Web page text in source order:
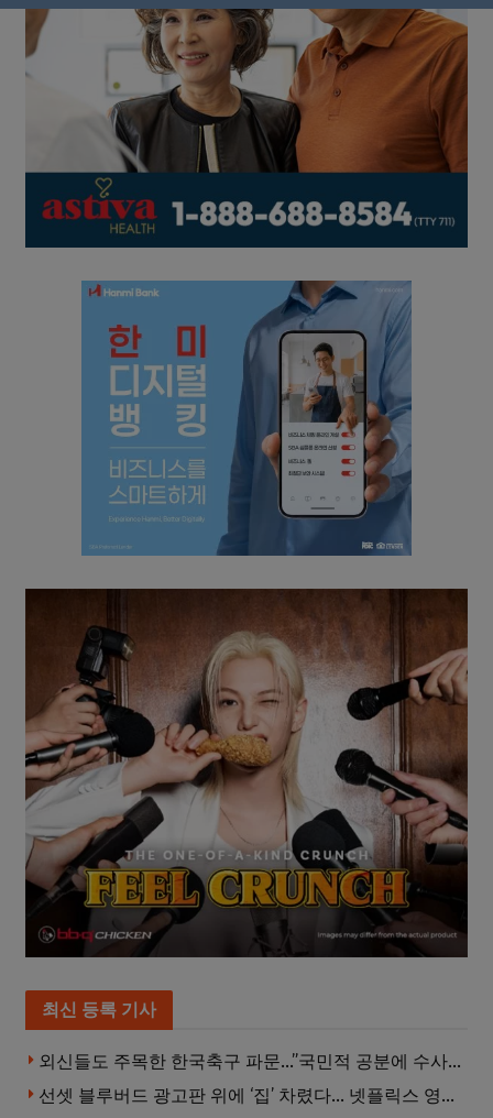
최신 등록 기사
외신들도 주목한 한국축구 파문…”국민적 공분에 수사 재개”
선셋 블루버드 광고판 위에 ‘집’ 차렸다… 넷플릭스 영화 홍보 이색 퍼포먼스